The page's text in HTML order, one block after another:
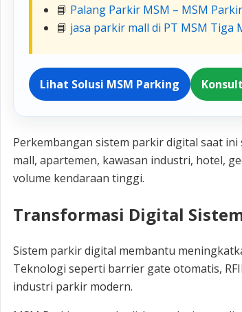
📘 Palang Parkir MSM – MSM
📘 jasa parkir mall di PT MSM
Lihat Solusi MSM Parking
Perkembangan sistem parkir digital saat
mall, apartemen, kawasan industri, hotel,
volume kendaraan tinggi.
Transformasi Digital
Sistem parkir digital membantu
Teknologi seperti barrier gate otomatis,
industri parkir modern.